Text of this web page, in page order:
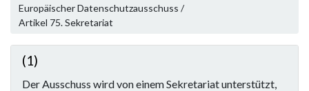
Europäischer Datenschutzausschuss /
Artikel 75. Sekretariat
(1)
Der Ausschuss wird von einem Sekretariat unterstützt,